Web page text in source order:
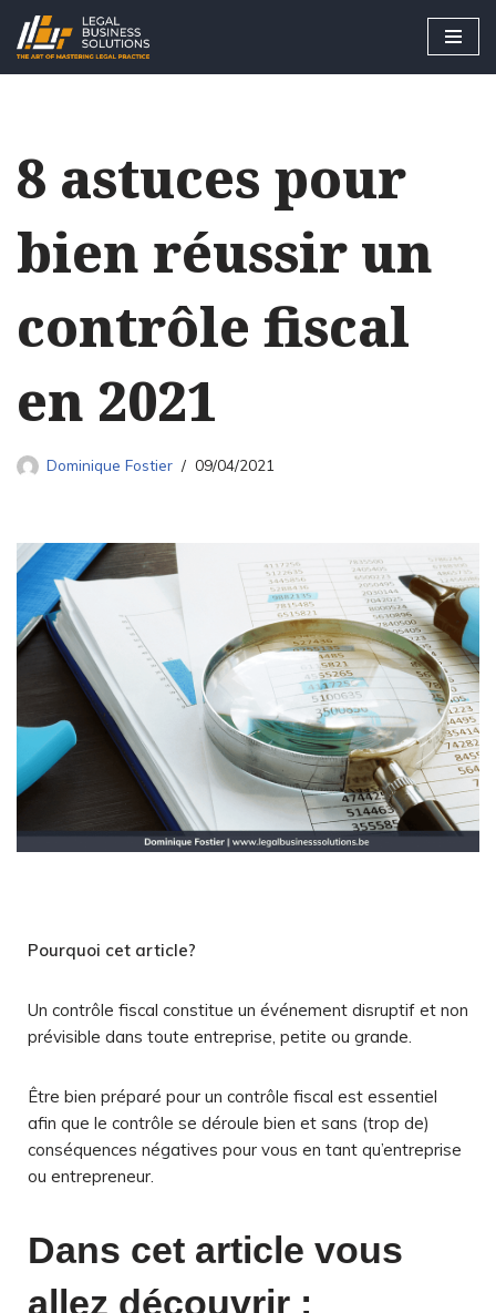
Skip
8 astuces pour
bien réussir un
contrôle fiscal
en 2021
Dominique Fostier 09/04/2021
Pourquoi cet article?
Un contrôle fiscal constitue un événement disruptif et non
prévisible dans toute entreprise, petite ou grande.
Être bien préparé pour un contrôle fiscal est essentiel
afin que le contrôle se déroule bien et sans (trop de)
conséquences négatives pour vous en tant qu’entreprise
ou entrepreneur.
Dans cet article vous
allez découvrir :